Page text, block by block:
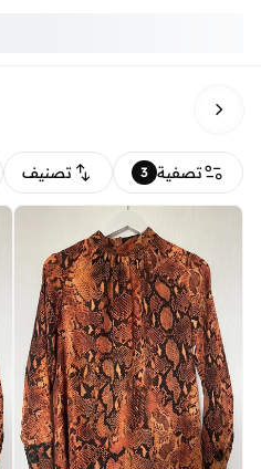
تصفية 3 تصنيف